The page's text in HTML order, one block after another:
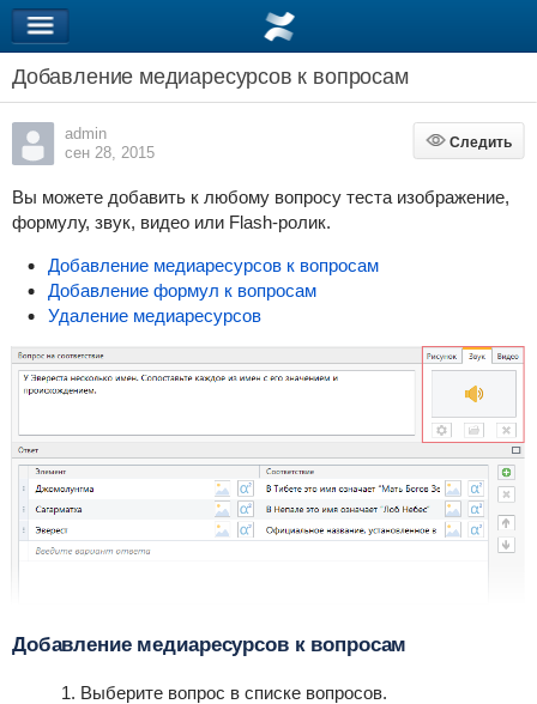
Добавление медиаресурсов к вопросам
admin
сен 28, 2015
Следить
Следить
Вы можете добавить к любому вопросу теста изображение,
формулу, звук, видео или Flash-ролик.
Добавление медиаресурсов к вопросам
Добавление формул к вопросам
Удаление медиаресурсов
Добавление медиаресурсов к вопросам
Выберите вопрос в списке вопросов.